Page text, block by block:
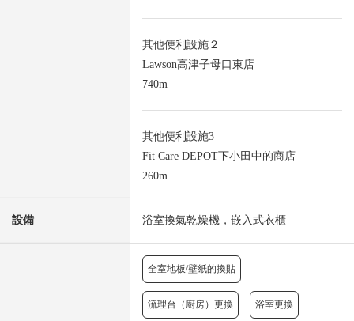
其他便利設施２
Lawson高津子母口東店
740m
其他便利設施3
Fit Care DEPOT下小田中的商店
260m
設備 浴室換氣乾燥機，嵌入式衣櫃
全室地板/壁紙的換貼
流理台（廚房）更換 浴室更換